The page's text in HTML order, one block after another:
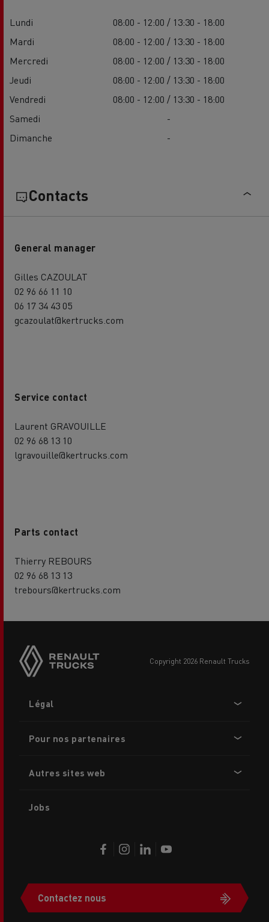
Lundi
08:00 - 12:00 / 13:30 - 18:00
Mardi
08:00 - 12:00 / 13:30 - 18:00
Mercredi
08:00 - 12:00 / 13:30 - 18:00
Jeudi
08:00 - 12:00 / 13:30 - 18:00
Vendredi
08:00 - 12:00 / 13:30 - 18:00
Samedi
-
Dimanche
-
Contacts
General manager
Gilles CAZOULAT
02 96 66 11 10
06 17 34 43 05
gcazoulat@kertrucks.com
Service contact
Laurent GRAVOUILLE
02 96 68 13 10
lgravouille@kertrucks.com
Parts contact
Thierry REBOURS
02 96 68 13 13
trebours@kertrucks.com
copyright 2026 Renault Trucks
menu
Légal
Pour nos partenaires
Autres sites web
Jobs
Contactez nous